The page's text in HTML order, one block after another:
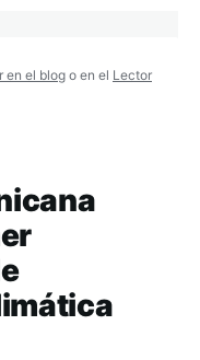
en el blogo en el Lector